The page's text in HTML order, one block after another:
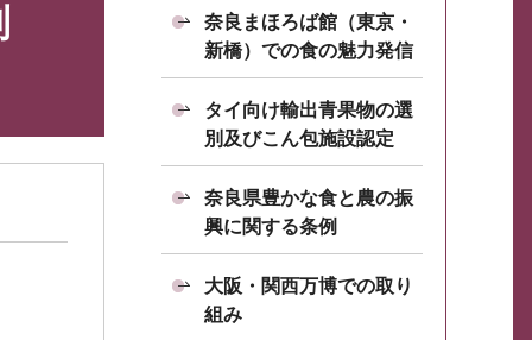
奈良まほろば館（東京・
新橋）での食の魅力発信
タイ向け輸出青果物の選
別及びこん包施設認定
奈良県豊かな食と農の振
興に関する条例
大阪・関西万博での取り
組み